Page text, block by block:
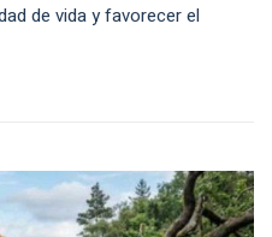
de vida y favorecer el